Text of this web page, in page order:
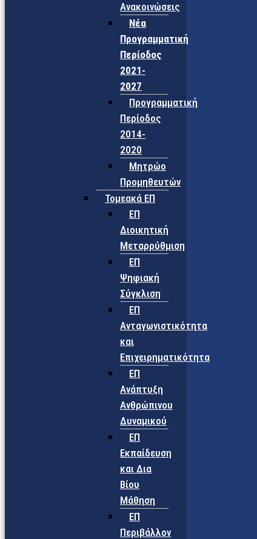
Ανακοινώσεις
Νέα
Προγραμματική
Περίοδος
2021-
2027
Προγραμματική
Περίοδος
2014-
2020
Μητρώο
Προμηθευτών
Τομεακά ΕΠ
ΕΠ
Διοικητική
Μεταρρύθμιση
ΕΠ
Ψηφιακή
Σύγκλιση
ΕΠ
Ανταγωνιστικότητα
και
Επιχειρηματικότητα
ΕΠ
Ανάπτυξη
Ανθρώπινου
Δυναμικού
ΕΠ
Εκπαίδευση
και Δια
Βίου
Μάθηση
ΕΠ
Περιβάλλον